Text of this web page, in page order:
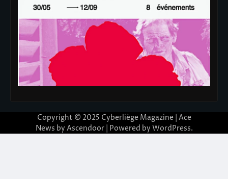
Copyright © 2025 Cyberliège Magazine | Ace
News by Ascendoor| Powered by WordPress.